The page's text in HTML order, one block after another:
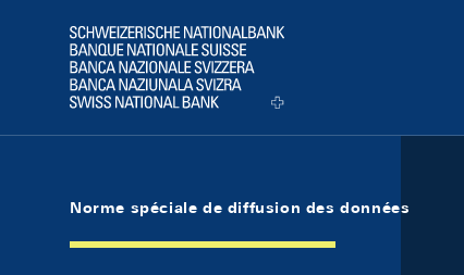
Logo
Norme spéciale de diffusion des données